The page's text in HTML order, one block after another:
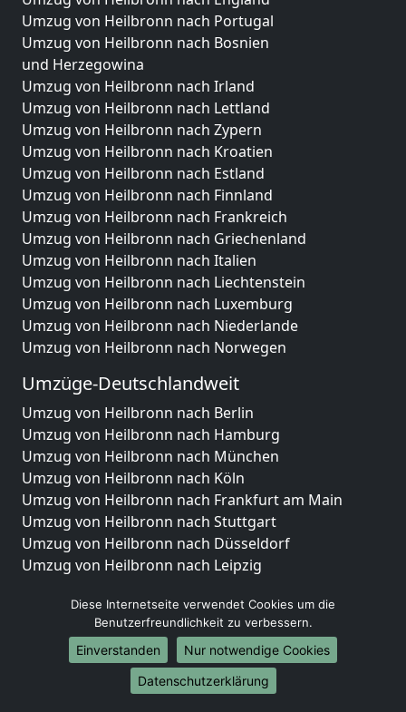
Umzug von Heilbronn nach Portugal
Umzug von Heilbronn nach Bosnien
und Herzegowina
Umzug von Heilbronn nach Irland
Umzug von Heilbronn nach Lettland
Umzug von Heilbronn nach Zypern
Umzug von Heilbronn nach Kroatien
Umzug von Heilbronn nach Estland
Umzug von Heilbronn nach Finnland
Umzug von Heilbronn nach Frankreich
Umzug von Heilbronn nach Griechenland
Umzug von Heilbronn nach Italien
Umzug von Heilbronn nach Liechtenstein
Umzug von Heilbronn nach Luxemburg
Umzug von Heilbronn nach Niederlande
Umzug von Heilbronn nach Norwegen
Umzüge-Deutschlandweit
Umzug von Heilbronn nach Berlin
Umzug von Heilbronn nach Hamburg
Umzug von Heilbronn nach München
Umzug von Heilbronn nach Köln
Umzug von Heilbronn nach Frankfurt am Main
Umzug von Heilbronn nach Stuttgart
Umzug von Heilbronn nach Düsseldorf
Umzug von Heilbronn nach Leipzig
Umzug von Heilbronn nach Essen
Umzug von Heilbronn nach Bremen
Umzug von Heilbronn nach Dresden
Umzug von Heilbronn nach Hannover
Umzug von Heilbronn nach Nürnberg
Diese Internetseite verwendet Cookies um die
Benutzerfreundlichkeit zu verbessern.
Einverstanden
Nur notwendige Cookies
Datenschutzerklärung